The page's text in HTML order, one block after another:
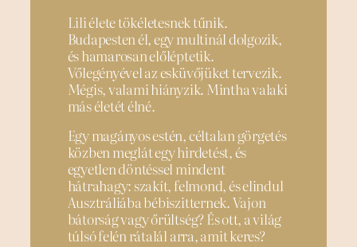
Lili élete tökéletesnek tűnik.
Budapesten él, egy multinál dolgozik,
és hamarosan előléptetik.
Vőlegényével az esküvőjüket tervezik.
Mégis, valami hiányzik. Mintha valaki
más életét élné.
Egy magányos estén, céltalan görgetés
közben meglát egy hirdetést, és
egyetlen döntéssel mindent
hátrahagy: szakít, felmond, és elindul
Ausztráliába bébiszitternek. Vajon
bátorság vagy őrültség? És ott, a világ
túlsó felén rátalál arra, amit keres?